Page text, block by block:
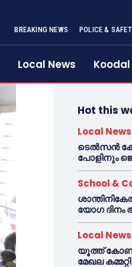
BREAKING NEWS POLICE &
Local News
Hot this
Local News
ടെൽസൻ
പോളിനും
School &
യോഗ ദിനം
Local News
യൂത്ത്
മേഖല